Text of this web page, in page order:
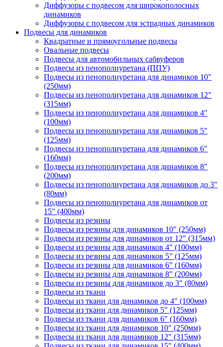
Диффузоры с подвесом для широкополосных
динамиков
Диффузоры с подвесом для эстрадных динамиков
Подвесы для динамиков
Квадратные и прямоугольные подвесы
Овальные подвесы
Подвесы для автомобильных сабвуферов
Подвесы из пенополиуретана (ППУ)
Подвесы из пенополиуретана для динамиков 10"
(250мм)
Подвесы из пенополиуретана для динамиков 12"
(315мм)
Подвесы из пенополиуретана для динамиков 4"
(100мм)
Подвесы из пенополиуретана для динамиков 5"
(125мм)
Подвесы из пенополиуретана для динамиков 6"
(160мм)
Подвесы из пенополиуретана для динамиков 8"
(200мм)
Подвесы из пенополиуретана для динамиков до 3"
(80мм)
Подвесы из пенополиуретана для динамиков от
15" (400мм)
Подвесы из резины
Подвесы из резины для динамиков 10" (250мм)
Подвесы из резины для динамиков от 12" (315мм)
Подвесы из резины для динамиков 4" (100мм)
Подвесы из резины для динамиков 5" (125мм)
Подвесы из резины для динамиков 6" (160мм)
Подвесы из резины для динамиков 8" (200мм)
Подвесы из резины для динамиков до 3" (80мм)
Подвесы из ткани
Подвесы из ткани для динамиков до 4" (100мм)
Подвесы из ткани для динамиков 5" (125мм)
Подвесы из ткани для динамиков 6" (160мм)
Подвесы из ткани для динамиков 10" (250мм)
Подвесы из ткани для динамиков 12" (315мм)